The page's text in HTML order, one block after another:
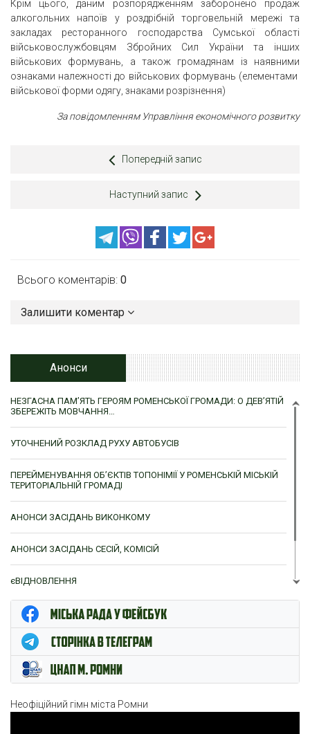
Крім цього, даним розпорядженням заборонено продаж
алкогольних напоїв у роздрібній торговельній мережі та
закладах ресторанного господарства Сумської області
військовослужбовцям Збройних Сил України та інших
військових формувань, а також громадянам із наявними
ознаками належності до військових формувань (елементами
військової форми одягу, знаками розрізнення)
За повідомленням Управління економічного розвитку
Попередній запис
Наступний запис
Всього коментарів: 0
Залишити коментар
Анонси
НЕЗГАСНА ПАМ’ЯТЬ ГЕРОЯМ РОМЕНСЬКОЇ ГРОМАДИ: О ДЕВ’ЯТІЙ
ЗБЕРЕЖІТЬ МОВЧАННЯ…
УТОЧНЕНИЙ РОЗКЛАД РУХУ АВТОБУСІВ
ПЕРЕЙМЕНУВАННЯ ОБ’ЄКТІВ ТОПОНІМІЇ У РОМЕНСЬКІЙ МІСЬКІЙ
ТЕРИТОРІАЛЬНІЙ ГРОМАДІ
АНОНСИ ЗАСІДАНЬ ВИКОНКОМУ
АНОНСИ ЗАСІДАНЬ СЕСІЙ, КОМІСІЙ
єВІДНОВЛЕННЯ
ЦНАП м. Ромни
Неофіційний гімн міста Ромни